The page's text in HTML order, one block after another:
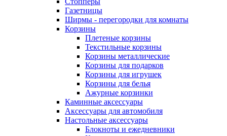
Газетницы
Ширмы - перегородки для комнаты
Корзины
Плетеные корзины
Текстильные корзины
Корзины металлические
Корзины для подарков
Корзины для игрушек
Корзины для белья
Ажурные корзинки
Каминные аксессуары
Аксессуары для автомобиля
Настольные аксессуары
Блокноты и ежедневники